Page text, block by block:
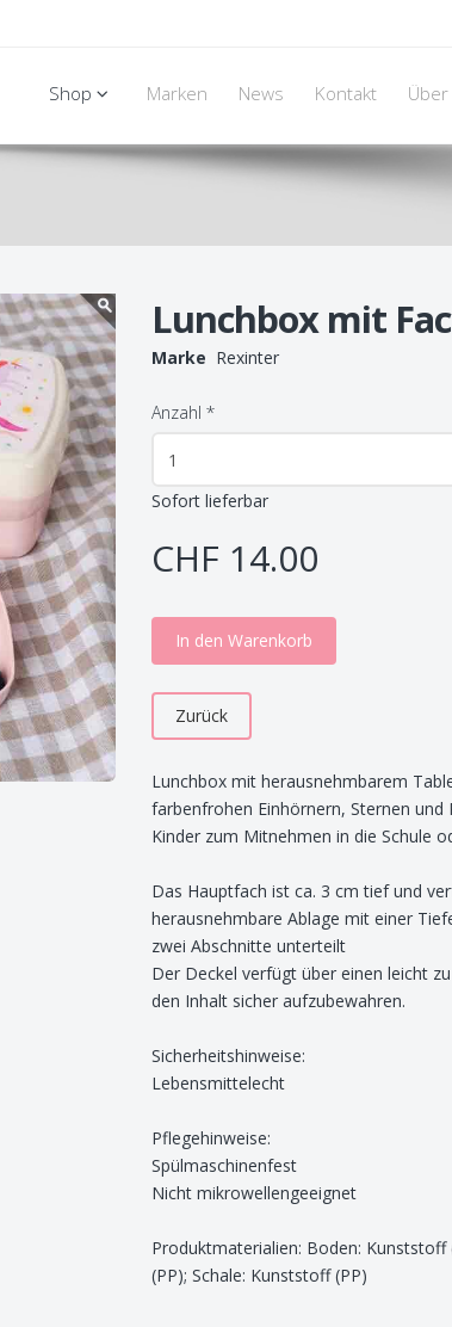
Shop Marken News Kontakt
Lunchbox mit
Marke Rexinter
Anzahl *
Sofort lieferbar
CHF 14.00
In den Warenkorb
Zurück
Lunchbox mit herausnehmbarem
farbenfrohen Einhörnern, Sternen und
Kinder zum Mitnehmen in die Schule
Das Hauptfach ist ca. 3 cm tief und
herausnehmbare Ablage mit einer
zwei Abschnitte unterteilt
Der Deckel verfügt über einen leicht
den Inhalt sicher aufzubewahren.
Sicherheitshinweise:
Lebensmittelecht
Pflegehinweise:
Spülmaschinenfest
Nicht mikrowellengeeignet
Produktmaterialien: Boden: Kunststoff
(PP); Schale: Kunststoff (PP)